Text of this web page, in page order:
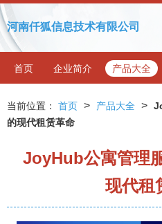
河南仟狐信息技术有限公司
首页 企业简介 产品大全
当前位置： 首页 > 产品大全 >
的现代租赁革命
JoyHub公寓管理
现代租